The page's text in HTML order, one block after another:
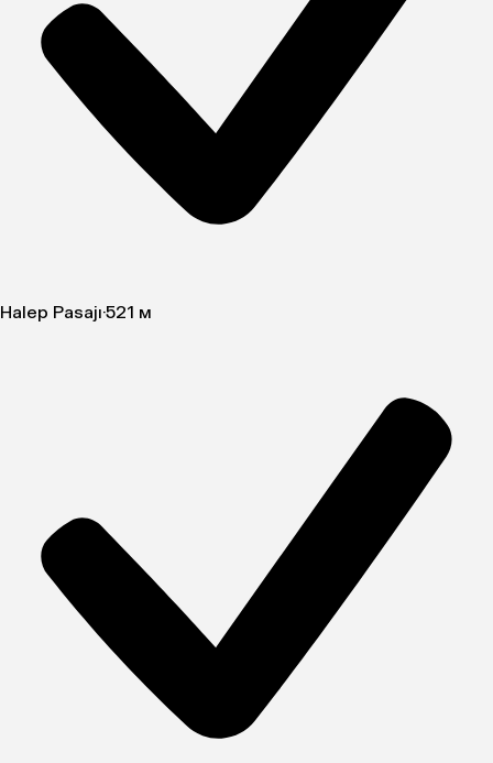
Halep Pasajı·521 м